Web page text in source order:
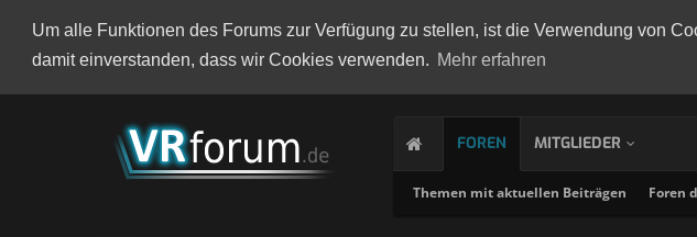
Um alle Funktionen des Forums zur Verfügung zu stellen, ist die Verwendung von
damit einverstanden, dass wir Cookies verwenden. Mehr erfahren
FOREN
Themen mit aktuellen Beiträgen Foren
MITGLIEDER